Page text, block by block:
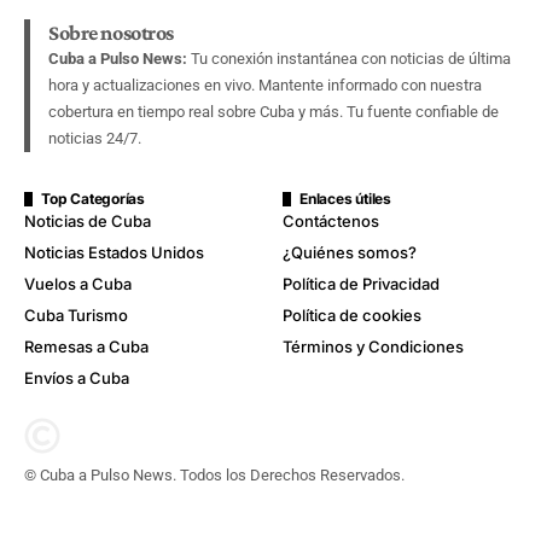
Sobre nosotros
Cuba a Pulso News: Tu conexión instantánea con noticias de última
hora y actualizaciones en vivo. Mantente informado con nuestra
cobertura en tiempo real sobre Cuba y más. Tu fuente confiable de
noticias 24/7.
Top Categorías
Noticias de Cuba
Noticias Estados Unidos
Vuelos a Cuba
Cuba Turismo
Remesas a Cuba
Envíos a Cuba
Enlaces útiles
Contáctenos
¿Quiénes somos?
Política de Privacidad
Política de cookies
Términos y Condiciones
© Cuba a Pulso News. Todos los Derechos Reservados.